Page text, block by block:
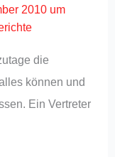
2010 um
die
können und
Ein Vertreter